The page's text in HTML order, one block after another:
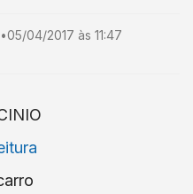
•05/04/2017 às 11:47